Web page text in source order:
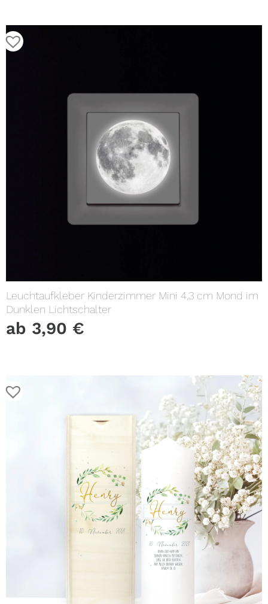
Leuchtaufkleber Kinderzimmer Mini 4,3 cm Mond im
Dunklen Lichtschalter
ab 3,90 €